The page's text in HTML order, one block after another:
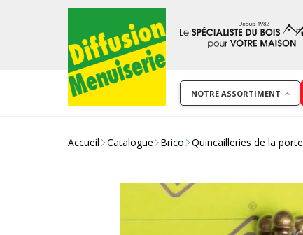
NOTRE ASSORTIMENT
Accueil Catalogue Brico Quincailleries de la porte